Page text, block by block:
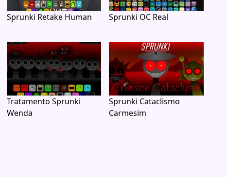
Sprunki Retake Human Sprunki OC Real
Tratamento Sprunki
Wenda
Sprunki Cataclismo
Carmesim